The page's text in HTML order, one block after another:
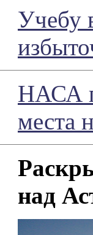
Учебу
НАСА
места
над